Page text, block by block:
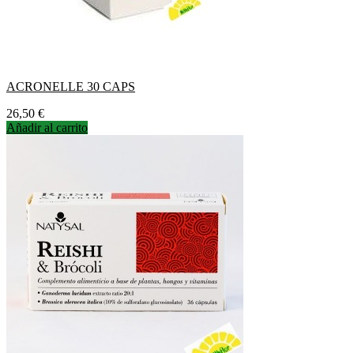
ACRONELLE 30 CAPS
Precio
26,50 €
Añadir al carrito